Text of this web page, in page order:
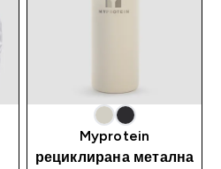
Myprotein
рециклирана метална